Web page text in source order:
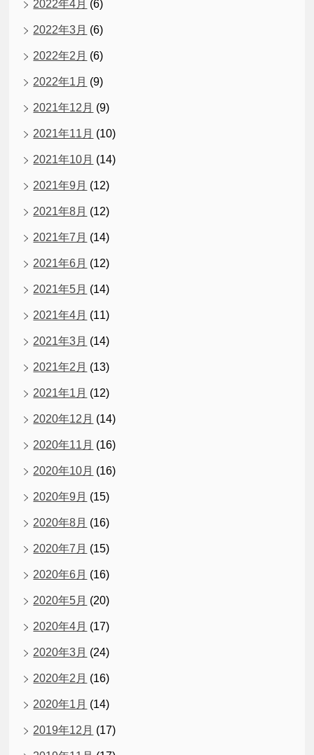
2022年4月 (6)
2022年3月 (6)
2022年2月 (6)
2022年1月 (9)
2021年12月 (9)
2021年11月 (10)
2021年10月 (14)
2021年9月 (12)
2021年8月 (12)
2021年7月 (14)
2021年6月 (12)
2021年5月 (14)
2021年4月 (11)
2021年3月 (14)
2021年2月 (13)
2021年1月 (12)
2020年12月 (14)
2020年11月 (16)
2020年10月 (16)
2020年9月 (15)
2020年8月 (16)
2020年7月 (15)
2020年6月 (16)
2020年5月 (20)
2020年4月 (17)
2020年3月 (24)
2020年2月 (16)
2020年1月 (14)
2019年12月 (17)